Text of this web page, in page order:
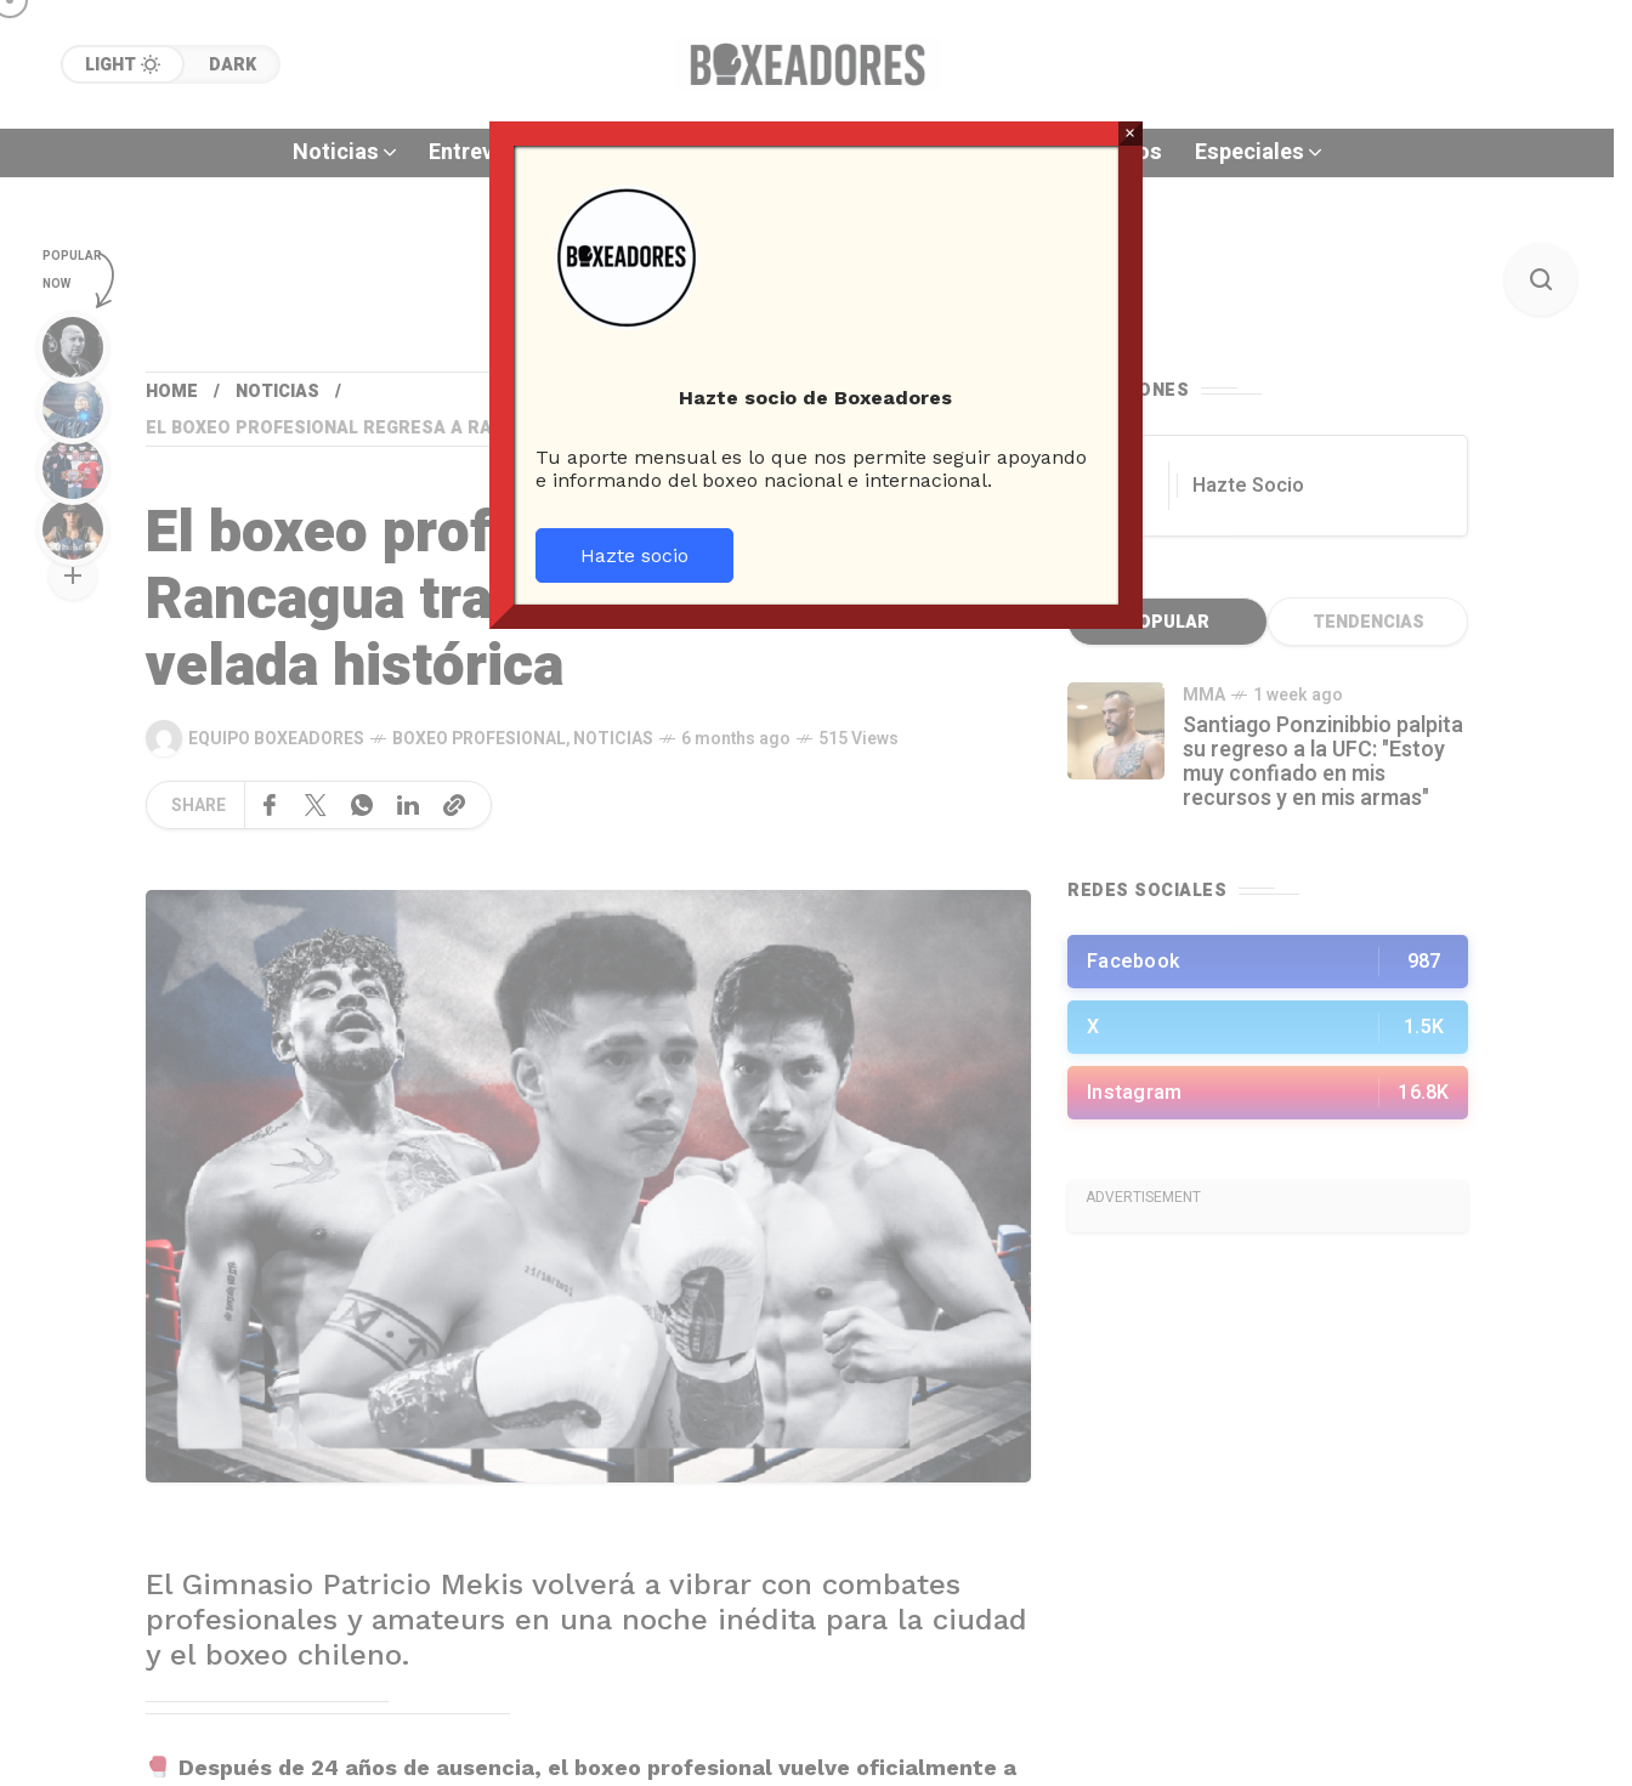
LIGHT DARK
Noticias Entrevistas Columnas Box Clásico Esquina Neutral Videos Especiales
HOME
NOTICIAS
EL BOXEO PROFESIONAL REGRESA A RANCAGUA TRAS 24 AÑOS CON UNA VELADA HISTÓRICA
El boxeo profesional regresa a
Rancagua tras 24 años con una
velada histórica
EQUIPO BOXEADORES BOXEO PROFESIONAL,NOTICIAS 6 months ago 515 Views
SHARE
El Gimnasio Patricio Mekis volverá a vibrar con combates
profesionales y amateurs en una noche inédita para la ciudad
y el boxeo chileno.
Después de 24 años de ausencia, el boxeo profesional vuelve oficialmente a
DONACIONES
Hazte Socio
POPULAR TENDENCIAS
MMA 1 week ago
Santiago Ponzinibbio palpita
su regreso a la UFC: "Estoy
muy confiado en mis
recursos y en mis armas"
REDES SOCIALES
Facebook 987
X 1.5K
Instagram 16.8K
ADVERTISEMENT
POPULAR
NOW
Hazte socio de Boxeadores
Tu aporte mensual es lo que nos permite seguir apoyando
e informando del boxeo nacional e internacional.
Hazte socio
×